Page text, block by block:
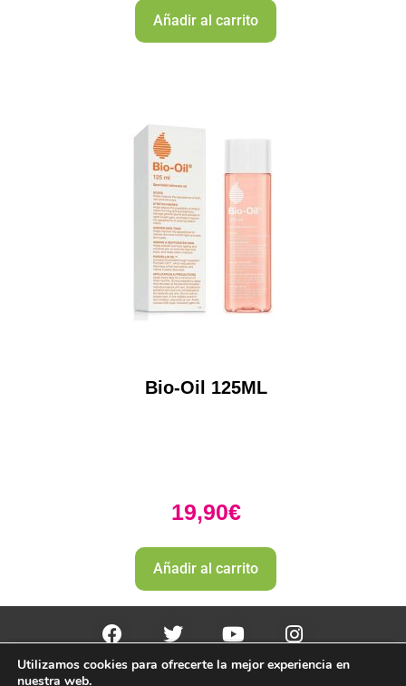
Añadir al carrito
Bio-Oil 125ML
19,90€
Añadir al carrito
PharmaZone © 2022 | |Politica envio y devoluciones.
Utilizamos cookies para ofrecerte la mejor experiencia en
nuestra web.